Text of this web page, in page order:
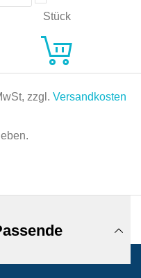
Stück
zzgl. Versandkosten